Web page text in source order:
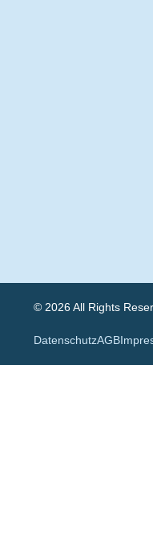
© 2026 All Rights
DatenschutzAGB